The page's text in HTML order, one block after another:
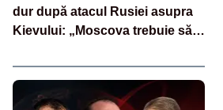
dur după atacul Rusiei asupra
Kievului: „Moscova trebuie să